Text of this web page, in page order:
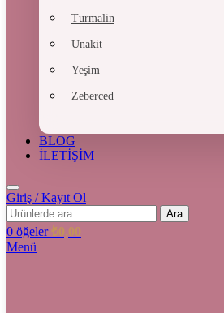
Turmalin
Unakit
Yeşim
Zeberced
BLOG
İLETİŞİM
Giriş / Kayıt Ol
Ara
0 öğeler ₺0,00
Menü